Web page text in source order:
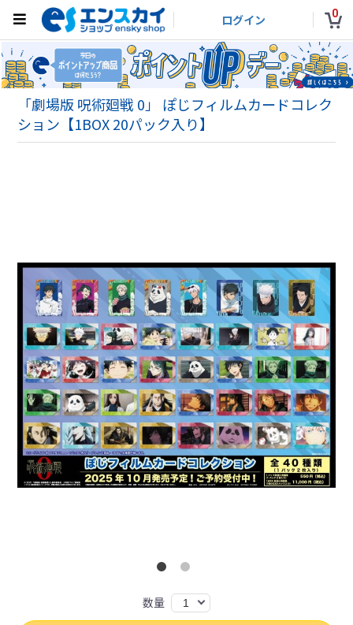
ログイン 0
「劇場版 呪術廻戦 0」 ぽじフィルムカードコレク
ション【1BOX 20パック入り】
数量 1